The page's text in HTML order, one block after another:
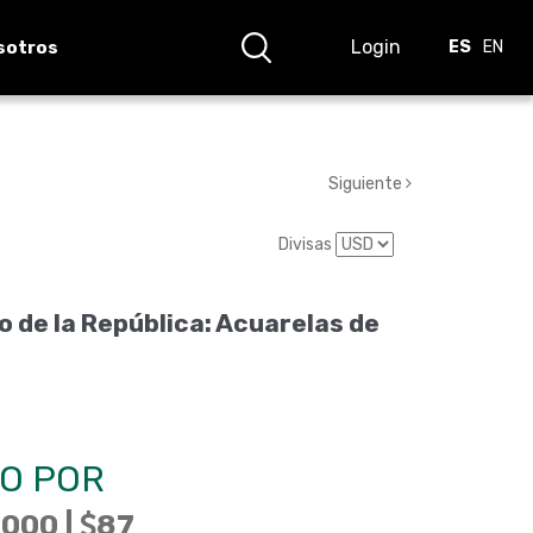
Login ES EN
Siguiente
Divisas
de la República: Acuarelas de
POR
| 87